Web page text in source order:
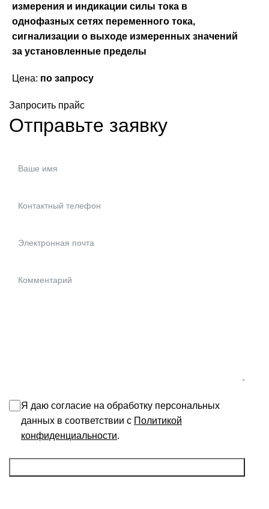
измерения и индикации силы тока в
однофазных сетях переменного тока,
сигнализации о выходе измеренных значений
за установленные пределы
Цена: по запросу
Запросить прайс
Отправьте заявку
Я даю согласие на обработку персональных
данных в соответствии с Политикой
конфиденциальности.